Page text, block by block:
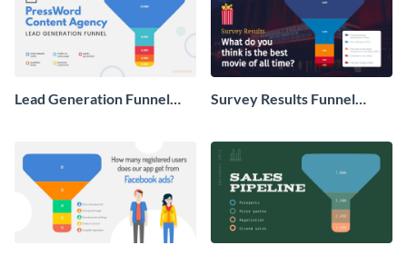
Lead Generation Funnel
Survey Results Funnel